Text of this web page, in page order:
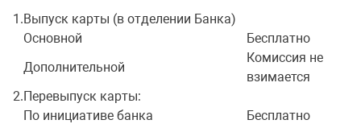
1.Выпуск карты (в отделении Банка)
Основной
Бесплатно
Дополнительной
Комиссия не
взимается
2.Перевыпуск карты:
По инициативе банка
Бесплатно